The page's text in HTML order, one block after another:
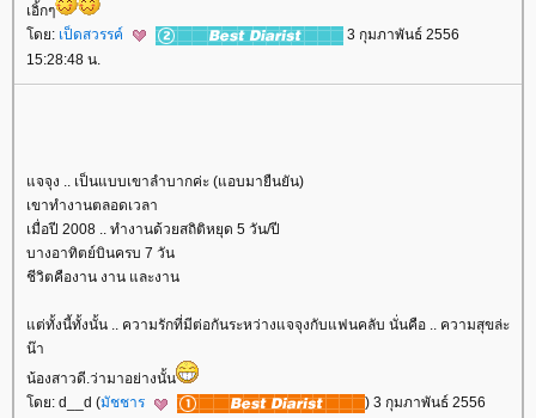
เอิ้กๆ
ดย: เป็ดสวรรค์
3 กุมภาพันธ์ 2556
15:28:48 น.
จจุง .. เป็นแบบเขาลำบากค่ะ (แอบมายืนยัน)
เขาทำงานตลอดเวลา
เมื่อปี 2008 .. ทำงานด้วยสถิติหยุด 5 วัน/ปี
บางอาทิตย์บินครบ 7 วัน
ชีวิตคืองาน งาน และงาน
ต่ทั้งนี้ทั้งนั้น .. ความรักที่มีต่อกันระหว่างแจจุงกับแฟนคลับ นั่นคือ .. ความสุขล่ะ
น๊า
น้องสาวดี.ว่ามาอย่างนั้น
ดย: d__d (มัชชาร
) 3 กุมภาพันธ์ 2556